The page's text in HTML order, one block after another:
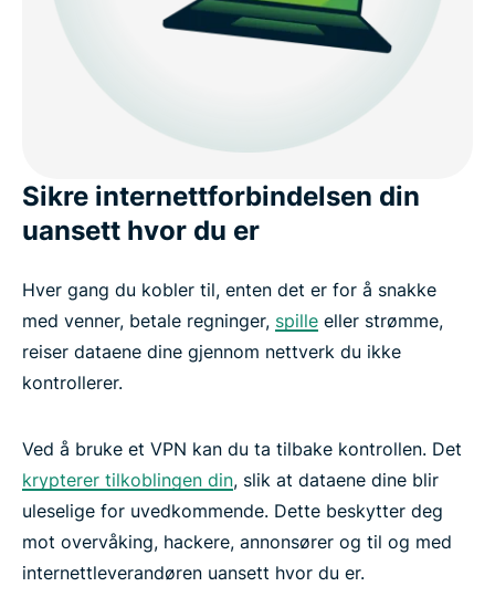
Ofte stilte spørsmål: Om virtuelle private nettverk
Kom i gang med ExpressVPN i dag
Sikre internettforbindelsen din
uansett hvor du er
Hver gang du kobler til, enten det er for å snakke
med venner, betale regninger, spille eller strømme,
reiser dataene dine gjennom nettverk du ikke
kontrollerer.
Ved å bruke et VPN kan du ta tilbake kontrollen. Det
krypterer tilkoblingen din, slik at dataene dine blir
uleselige for uvedkommende. Dette beskytter deg
mot overvåking, hackere, annonsører og til og med
internettleverandøren uansett hvor du er.